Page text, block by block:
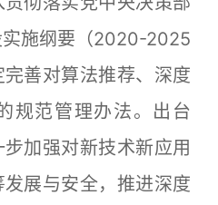
施纲要（2020-2025
善对算法推荐、深度
规范管理办法。出台
步加强对新技术新应用
展与安全，推进深度